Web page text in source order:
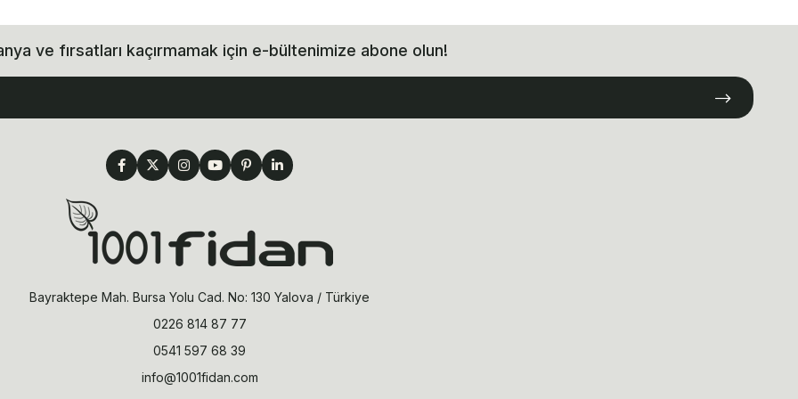
ve fırsatları kaçırmamak için e-bültenimize abone olun!
Bayraktepe Mah. Bursa Yolu Cad. No: 130 Yalova / Türkiye
0226 814 87 77
0541 597 68 39
info@1001fidan.com